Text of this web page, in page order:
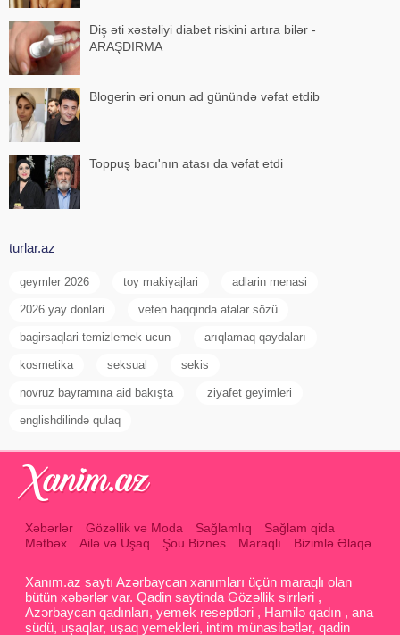
Diş əti xəstəliyi diabet riskini artıra bilər -
ARAŞDIRMA
Blogerin əri onun ad günündə vəfat etdib
Toppuş bacı'nın atası da vəfat etdi
turlar.az
geymler 2026 toy makiyajlari adlarin menasi
2026 yay donlari veten haqqinda atalar sözü
bagirsaqlari temizlemek ucun arıqlamaq qaydaları
kosmetika seksual sekis
novruz bayramına aid bakışta ziyafet geyimleri
englishdilində qulaq
Xəbərlər Gözəllik və Moda Sağlamlıq
Sağlam qida
Mətbəx
Ailə və Uşaq Şou Biznes Maraqlı Bizimlə Əlaqə
Xanım.az saytı Azərbaycan xanımları üçün maraqlı olan
bütün xəbərlər var. Qadin saytinda Gözəllik sirrləri ,
Azərbaycan qadınları, yemek reseptləri , Hamilə qadın , ana
südü, uşaqlar, uşaq yemekleri, intim münasibətlər, qadin